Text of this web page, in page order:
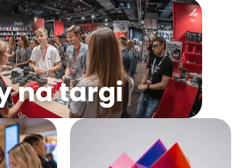
na targi